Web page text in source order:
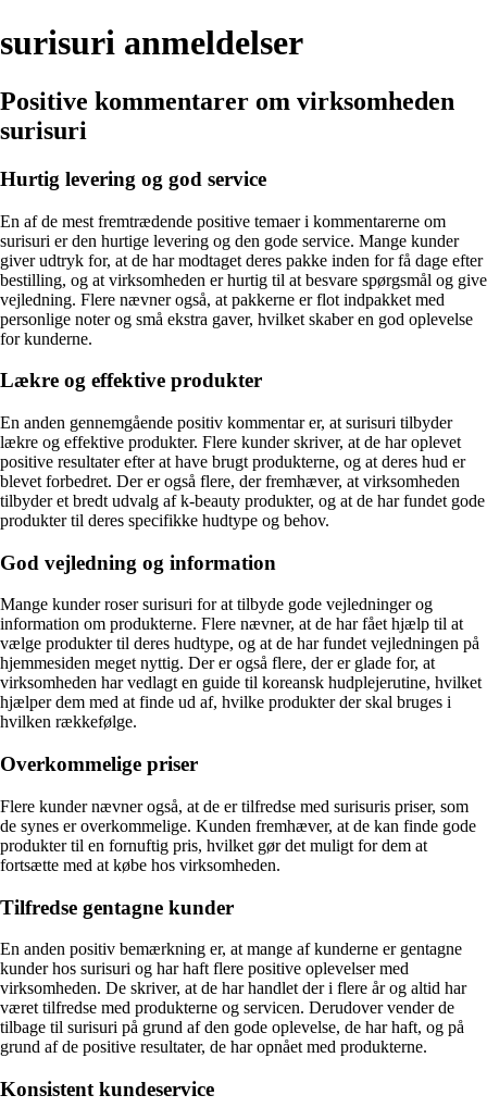
surisuri anmeldelser
Positive kommentarer om virksomheden
surisuri
Hurtig levering og god service
En af de mest fremtrædende positive temaer i kommentarerne om
surisuri er den hurtige levering og den gode service. Mange kunder
giver udtryk for, at de har modtaget deres pakke inden for få dage efter
bestilling, og at virksomheden er hurtig til at besvare spørgsmål og give
vejledning. Flere nævner også, at pakkerne er flot indpakket med
personlige noter og små ekstra gaver, hvilket skaber en god oplevelse
for kunderne.
Lækre og effektive produkter
En anden gennemgående positiv kommentar er, at surisuri tilbyder
lækre og effektive produkter. Flere kunder skriver, at de har oplevet
positive resultater efter at have brugt produkterne, og at deres hud er
blevet forbedret. Der er også flere, der fremhæver, at virksomheden
tilbyder et bredt udvalg af k-beauty produkter, og at de har fundet gode
produkter til deres specifikke hudtype og behov.
God vejledning og information
Mange kunder roser surisuri for at tilbyde gode vejledninger og
information om produkterne. Flere nævner, at de har fået hjælp til at
vælge produkter til deres hudtype, og at de har fundet vejledningen på
hjemmesiden meget nyttig. Der er også flere, der er glade for, at
virksomheden har vedlagt en guide til koreansk hudplejerutine, hvilket
hjælper dem med at finde ud af, hvilke produkter der skal bruges i
hvilken rækkefølge.
Overkommelige priser
Flere kunder nævner også, at de er tilfredse med surisuris priser, som
de synes er overkommelige. Kunden fremhæver, at de kan finde gode
produkter til en fornuftig pris, hvilket gør det muligt for dem at
fortsætte med at købe hos virksomheden.
Tilfredse gentagne kunder
En anden positiv bemærkning er, at mange af kunderne er gentagne
kunder hos surisuri og har haft flere positive oplevelser med
virksomheden. De skriver, at de har handlet der i flere år og altid har
været tilfredse med produkterne og servicen. Derudover vender de
tilbage til surisuri på grund af den gode oplevelse, de har haft, og på
grund af de positive resultater, de har opnået med produkterne.
Konsistent kundeservice